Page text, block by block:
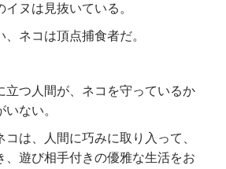
ヌは見抜いている。
、ネコは頂点捕食者だ。
立つ人間が、ネコを守っているか
ない。
コは、人間に巧みに取り入って、
、遊び相手付きの優雅な生活をお